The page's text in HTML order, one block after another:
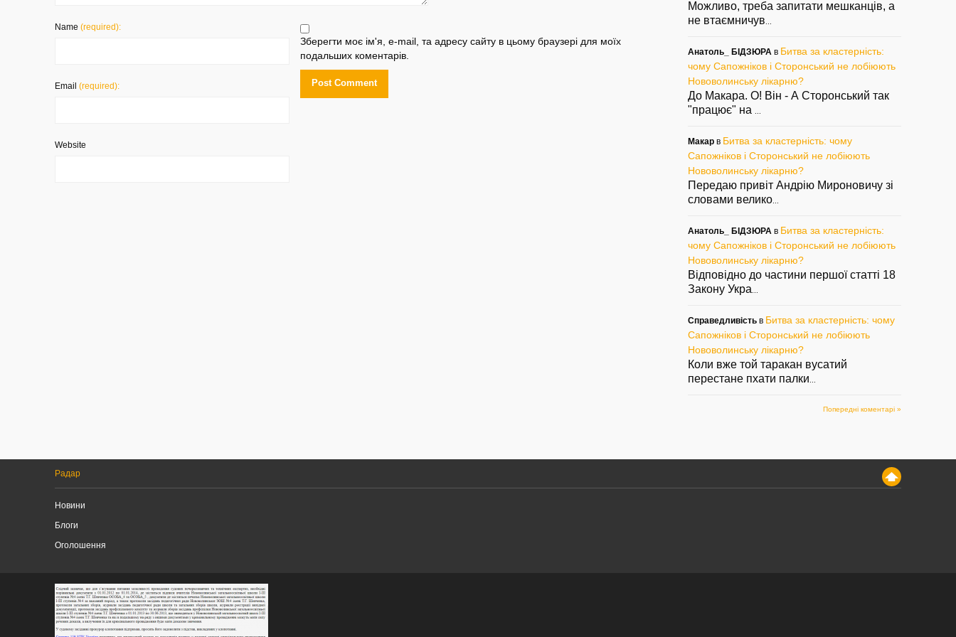
Name (required):
Email (required):
Website
Зберегти моє ім'я, e-mail, та адресу сайту в цьому браузері для моїх
подальших коментарів.
Можливо, треба запитати мешканців, а
не втаємничув
Анатоль_ БІДЗЮРА в Битва за кластерність:
чому Сапожніков і Сторонський не лобіюють
Нововолинську лікарню?
До Макара. О! Він - А Сторонський так
"працює" на
Макар в Битва за кластерність: чому
Сапожніков і Сторонський не лобіюють
Нововолинську лікарню?
Передаю привіт Андрію Мироновичу зі
словами велико
Анатоль_ БІДЗЮРА в Битва за кластерність:
чому Сапожніков і Сторонський не лобіюють
Нововолинську лікарню?
Відповідно до частини першої статті 18
Закону Укра
Справедливість в Битва за кластерність: чому
Сапожніков і Сторонський не лобіюють
Нововолинську лікарню?
Коли вже той таракан вусатий
перестане пхати палки
Попередні коментарі »
Радар
Новини
Блоги
Оголошення